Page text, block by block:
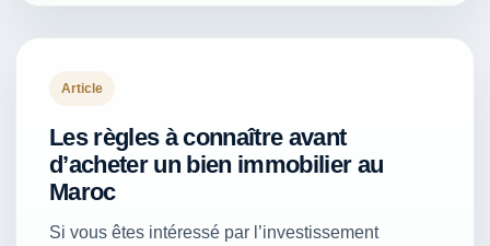
Article
Les règles à connaître avant
d’acheter un bien immobilier au
Maroc
Si vous êtes intéressé par l’investissement